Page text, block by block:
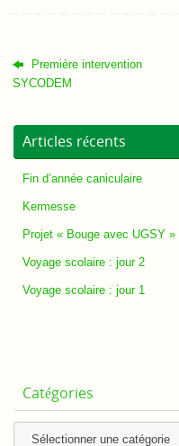
Première intervention
SYCODEM
Articles récents
Fin d’année caniculaire
Kermesse
Projet « Bouge avec UGSY »
Voyage scolaire : jour 2
Voyage scolaire : jour 1
Catégories